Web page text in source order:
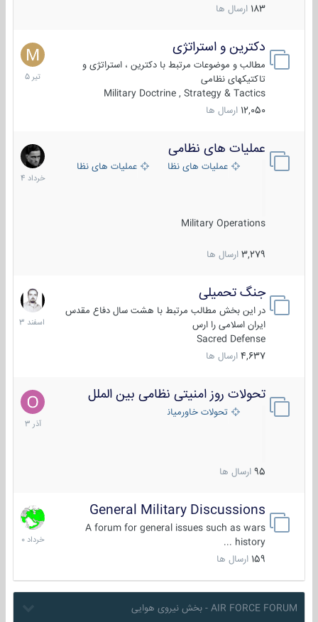
183 ارسال ها
دکترین و استراتژی
مطالب و موضوعات مرتبط با دکترین ، استراتژی و
تاکتیکهای نظامی
Military Doctrine , Strategy & Tactics
12,050 ارسال ها
27
تیر
1405
عملیات های نظامی
عملیات های نظامی ایرانعملیات های نظامی خارجی
Military Operations
3,279 ارسال ها
5
خرداد
1404
جنگ تحمیلی
در این بخش مطالب مرتبط با هشت سال دفاع مقدس
ایران اسلامی را ارس
Sacred Defense
4,637 ارسال ها
20
اسفند
1403
تحولات روز امنیتی نظامی بین الملل
تحولات خاورمیانه
95 ارسال ها
21
آذر
1403
General Military Discussions
A forum for general issues such as wars
history ...
159 ارسال ها
10
خرداد
1400
AIR FORCE FORUM - بخش نیروی هوایی